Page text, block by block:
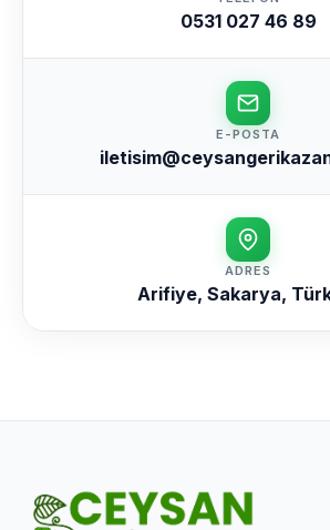
0531 027 46 89
E-POSTA
ADRES
Arifiye, Sakarya,